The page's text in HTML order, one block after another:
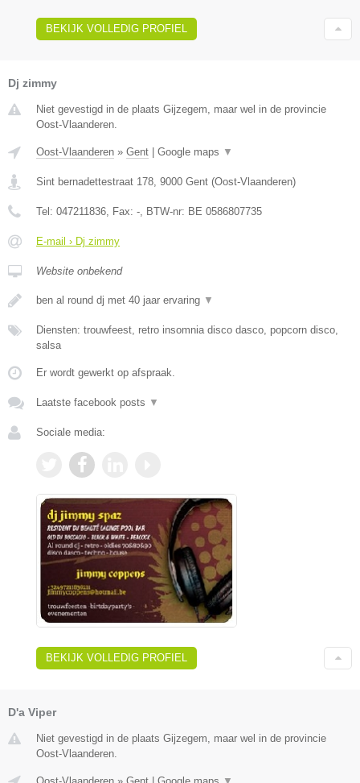
BEKIJK VOLLEDIG PROFIEL
Dj zimmy
Niet gevestigd in de plaats Gijzegem, maar wel in de provincie
Oost-Vlaanderen.
Oost-Vlaanderen » Gent Google maps ▼
Sint bernadettestraat 178, 9000 Gent (Oost-Vlaanderen)
Tel: 047211836, Fax: -, BTW-nr: BE 0586807735
E-mail › Dj zimmy
Website onbekend
ben al round dj met 40 jaar ervaring ▼
Diensten: trouwfeest, retro insomnia disco dasco, popcorn disco,
salsa
Er wordt gewerkt op afspraak.
Laatste facebook posts ▼
Sociale media:
BEKIJK VOLLEDIG PROFIEL
D'a Viper
Niet gevestigd in de plaats Gijzegem, maar wel in de provincie
Oost-Vlaanderen.